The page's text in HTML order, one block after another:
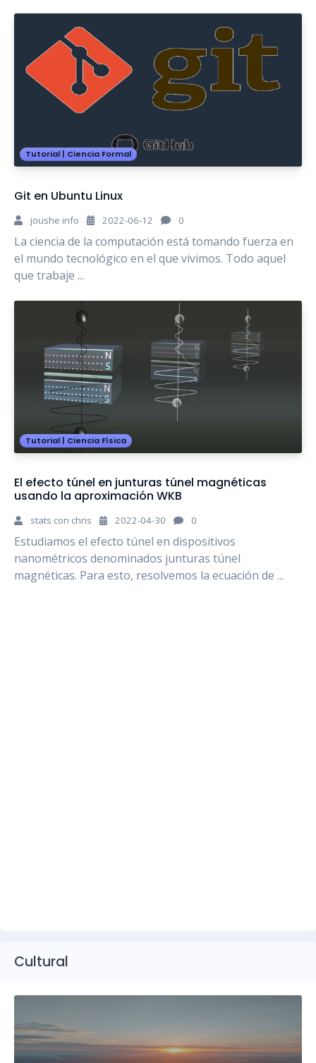
Tutorial| Ciencia Formal
Git en Ubuntu Linux
joushe info 2022-06-12 0
La ciencia de la computación está tomando fuerza en
el mundo tecnológico en el que vivimos. Todo aquel
que trabaje ...
Tutorial| Ciencia Física
El efecto túnel en junturas túnel magnéticas
usando la aproximación WKB
stats con chris 2022-04-30 0
Estudiamos el efecto túnel en dispositivos
nanométricos denominados junturas túnel
magnéticas. Para esto, resolvemos la ecuación de ...
Cultural